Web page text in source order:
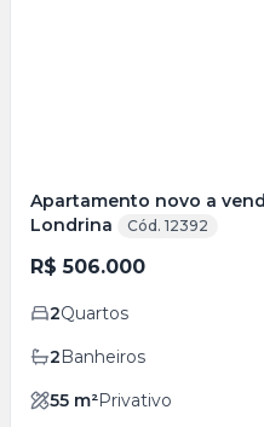
Apartamento novo a
Londrina
Cód. 12392
R$ 506.000
2Quartos
2Banheiros
55 m²Privativo